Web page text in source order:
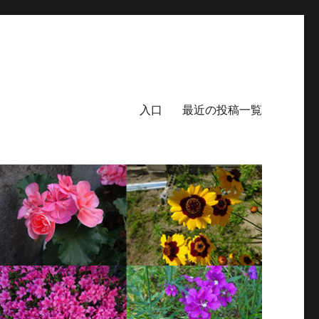
入口 最近の投稿一覧